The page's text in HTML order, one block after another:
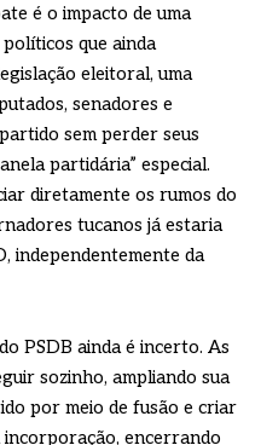
é o impacto de uma
que ainda
eleitoral, uma
senadores e
sem perder seus
partidária” especial.
diretamente os rumos do
tucanos já estaria
independentemente da
PSDB ainda é incerto. As
sozinho, ampliando sua
por meio de fusão e criar
incorporação, encerrando